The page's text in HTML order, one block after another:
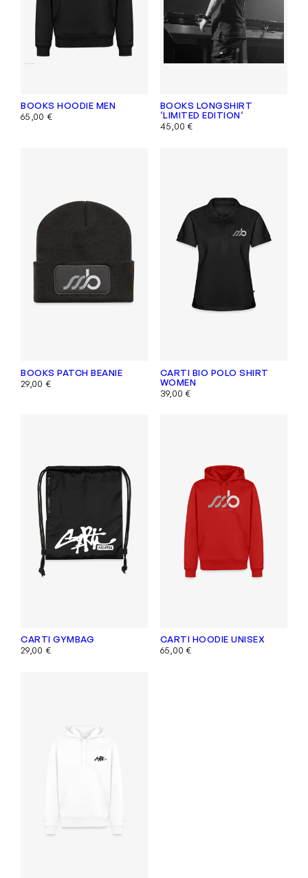
BOOKS HOODIE MEN
65,00 €
BOOKS LONGSHIRT
‘LIMITED EDITION‘
45,00€
BOOKS PATCH BEANIE
29,00 €
CARTI BIO POLO SHIRT
WOMEN
39,00€
CARTI GYMBAG
29,00 €
CARTI HOODIE UNISEX
65,00€